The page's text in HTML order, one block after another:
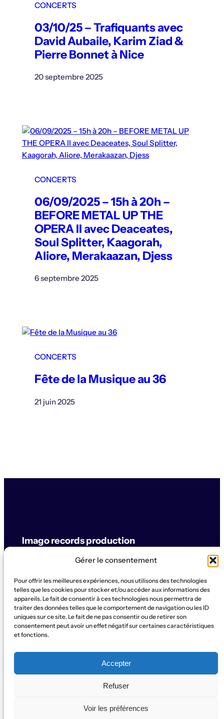
Gérer le consentement
Pour offrir les meilleures expériences, nous utilisons des technologies
telles que les cookies pour stocker et/ou accéder aux informations des
appareils. Le fait de consentir à ces technologies nous permettra de
traiter des données telles que le comportement de navigation ou les ID
uniques sur ce site. Le fait de ne pas consentir ou de retirer son
consentement peut avoir un effet négatif sur certaines caractéristiques
et fonctions.
Accepter
Refuser
Voir les préférences
CONCERTS
03/10/25 – Trafiquants avec
David Aubaile, Karim Ziad &
Pierre Bonnet à Nice
20 septembre 2025
CONCERTS
06/09/2025 – 15h à 20h –
BEFORE METAL UP THE
OPERA II avec Deaceates,
Soul Splitter, Kaagorah,
Aliore, Merakaazan, Djess
6 septembre 2025
CONCERTS
Fête de la Musique au 36
21 juin 2025
Imago records production
© Imago records production
SUPPORT
ArtistesConcertsLabelProductionBoutiqueLa Ruche
ContactQui sommes-nous?
SOCIAL
Instagram
WhatsApp
Facebook
YouTube